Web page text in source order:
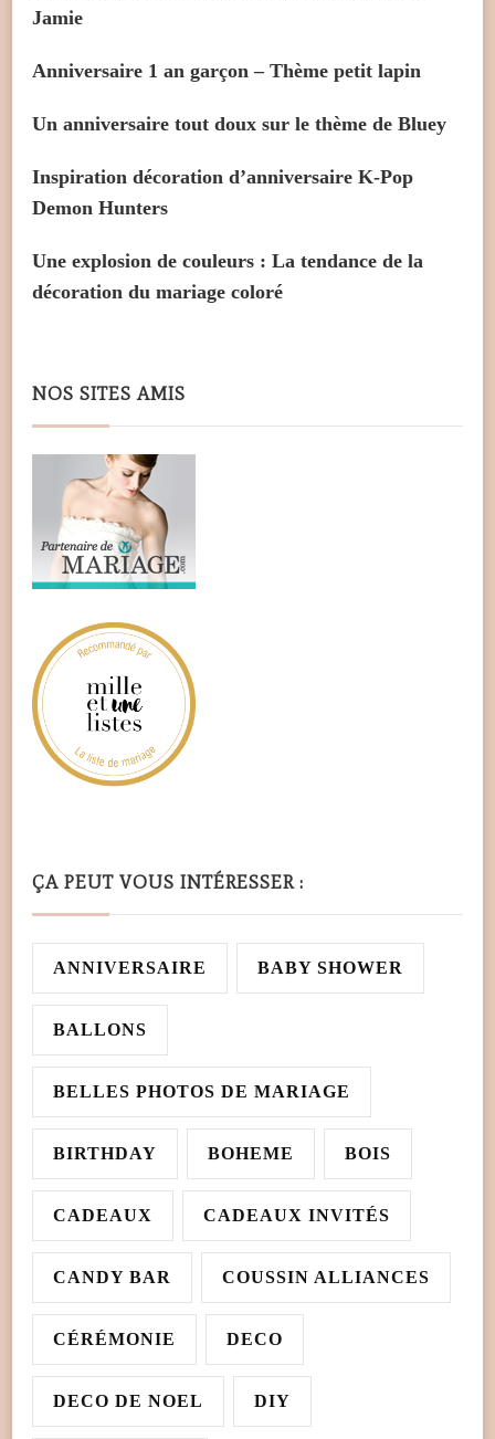
Jamie
Anniversaire 1 an garçon – Thème petit lapin
Un anniversaire tout doux sur le thème de Bluey
Inspiration décoration d’anniversaire K-Pop
Demon Hunters
Une explosion de couleurs : La tendance de la
décoration du mariage coloré
NOS SITES AMIS
ÇA PEUT VOUS INTÉRESSER :
ANNIVERSAIRE BABY SHOWER
BALLONS
BELLES PHOTOS DE MARIAGE
BIRTHDAY BOHEME BOIS
CADEAUX CADEAUX INVITÉS
CANDY BAR COUSSIN ALLIANCES
CÉRÉMONIE DECO
DECO DE NOEL DIY